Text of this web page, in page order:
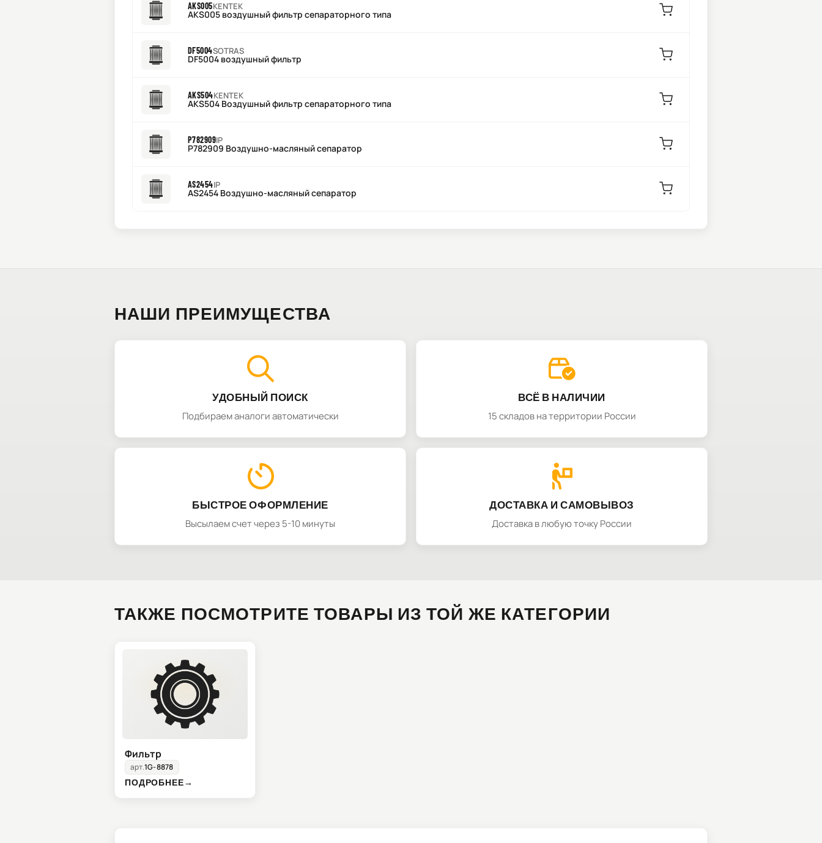
AKS005KENTEK
AKS005 воздушный фильтр сепараторного типа
DF5004SOTRAS
DF5004 воздушный фильтр
AKS504KENTEK
AKS504 Воздушный фильтр сепараторного типа
P782909IP
P782909 Воздушно-масляный сепаратор
AS2454IP
AS2454 Воздушно-масляный сепаратор
НАШИ ПРЕИМУЩЕСТВА
УДОБНЫЙ ПОИСК
Подбираем аналоги автоматически
ВСЁ В НАЛИЧИИ
15 складов на территории России
БЫСТРОЕ ОФОРМЛЕНИЕ
Высылаем счет через 5-10 минуты
ДОСТАВКА И САМОВЫВОЗ
Доставка в любую точку России
ТАКЖЕ ПОСМОТРИТЕ ТОВАРЫ ИЗ ТОЙ ЖЕ КАТЕГОРИИ
Фильтр
арт.1G-8878
ПОДРОБНЕЕ→